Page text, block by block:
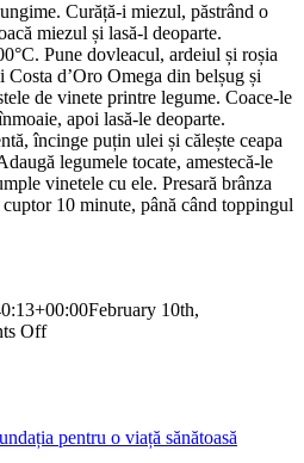
Curăță-i miezul, păstrând o
miezul și lasă-l deoparte.
Pune dovleacul, ardeiul și roșia
Costa d’Oro Omega din belșug și
de vinete printre legume. Coace-le
apoi lasă-le deoparte.
încinge puțin ulei și călește ceapa
legumele tocate, amestecă-le
vinetele cu ele. Presară brânza
10 minute, până când toppingul
February 10th,
Offon
lapentru o viață sănătoasă